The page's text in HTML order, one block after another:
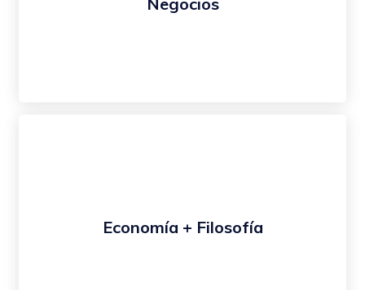
Economía + Filosofía